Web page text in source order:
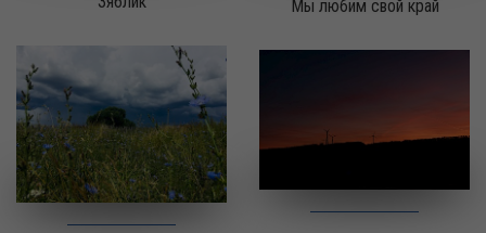
Мы любим свой край